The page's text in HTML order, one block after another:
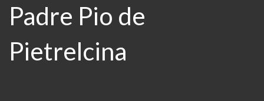
Padre Pio de
Pietrelcina